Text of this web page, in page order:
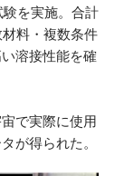
を実施。合計
料・複数条件
溶接性能を確
で実際に使用
が得られた。